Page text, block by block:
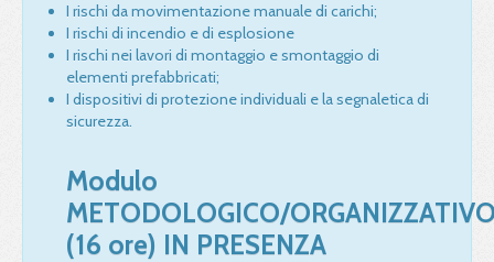
I rischi da movimentazione manuale di carichi;
I rischi di incendio e di esplosione
I rischi nei lavori di montaggio e smontaggio di
elementi prefabbricati;
I dispositivi di protezione individuali e la segnaletica di
sicurezza.
Modulo
METODOLOGICO/
(16 ore) IN PRESENZA